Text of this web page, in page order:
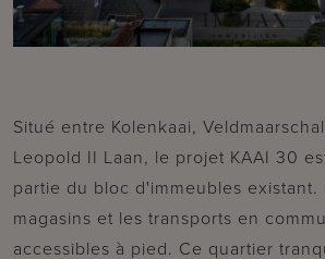
Situé entre Kolenkaai,
Leopold II Laan, le projet KAAI 30
partie du bloc d'immeubles existant.
magasins et les transports en
accessibles à pied. Ce quartier